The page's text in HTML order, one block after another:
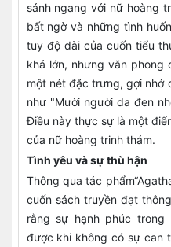
sánh ngang với nữ hoàng
bất ngờ và những tình
tuy độ dài của cuốn tiểu
khá lớn, nhưng văn phong
một nét đặc trưng, gợi nhớ
như "Mười người da đen
Điều này thực sự là một
của nữ hoàng trinh thám.
Tình yêu và sự thù hận
Thông qua tác
cuốn sách truyền đạt
rằng sự hạnh phúc
được khi không có sự can